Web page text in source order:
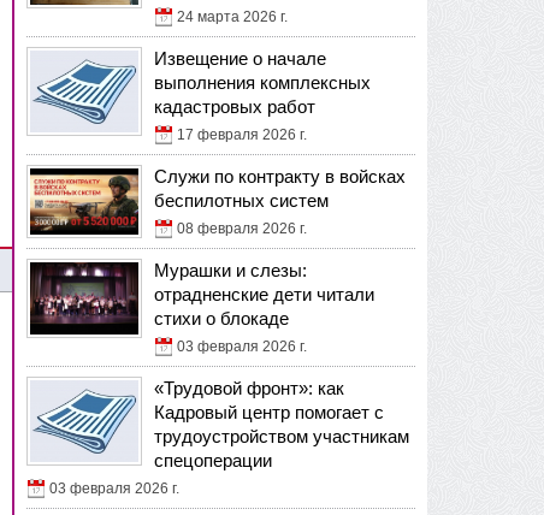
24 марта 2026 г.
Извещение о начале
выполнения комплексных
кадастровых работ
17 февраля 2026 г.
Служи по контракту в войсках
беспилотных систем
08 февраля 2026 г.
Мурашки и слезы:
отрадненские дети читали
стихи о блокаде
03 февраля 2026 г.
«Трудовой фронт»: как
Кадровый центр помогает с
трудоустройством участникам
спецоперации
03 февраля 2026 г.